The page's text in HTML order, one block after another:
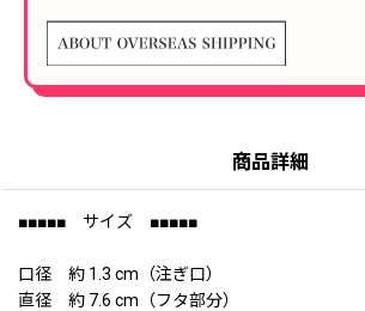
商品詳細
■■■■■ サイズ ■■■■■
口径 約 1.3 cm（注ぎ口）
直径 約 7.6 cm（フタ部分）